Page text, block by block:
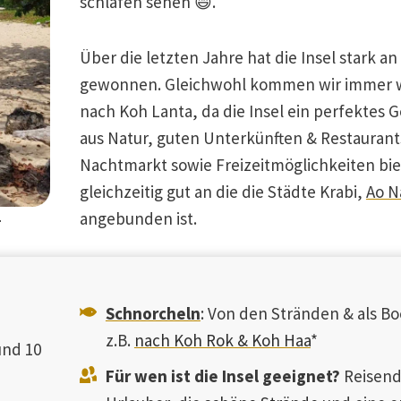
Über die letzten Jahre hat die Insel stark
gewonnen. Gleichwohl kommen wir immer
nach Koh Lanta, da die Insel ein perfektes
aus Natur, guten Unterkünften &
Nachtmarkt sowie Freizeitmöglichkeiten
gleichzeitig gut an die die Städte Krabi, Ao
angebunden ist.
10
Schnorcheln: Von den Stränden & als
z.B. nach Koh Rok & Koh Haa*
Für wen ist die Insel geeignet?